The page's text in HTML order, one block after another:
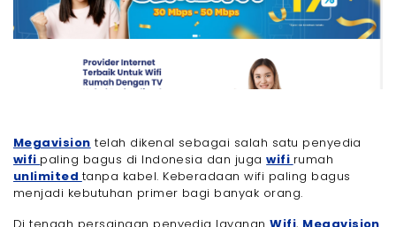
Megavision telah dikenal sebagai salah satu penyedia
wifi paling bagus di Indonesia dan jugawifi rumah
unlimited tanpa kabel. Keberadaan wifi paling bagus
menjadi kebutuhan primer bagi banyak orang.